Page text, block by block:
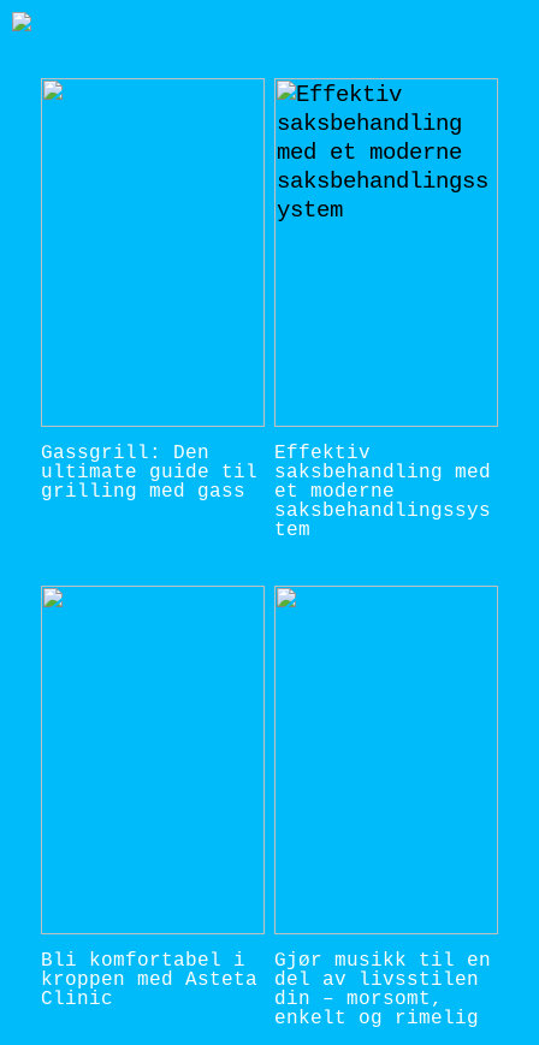
Gassgrill: Den
ultimate guide til
grilling med gass
Effektiv
saksbehandling med
et moderne
saksbehandlingssys
tem
Bli komfortabel i
kroppen med Asteta
Clinic
Gjør musikk til en
del av livsstilen
din – morsomt,
enkelt og rimelig